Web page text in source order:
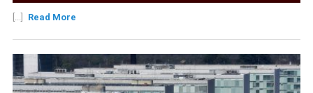
[...] Read More